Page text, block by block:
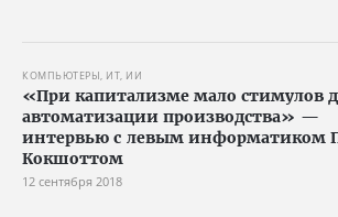
КОМПЬЮТЕРЫ, ИТ, ИИ
«При капитализме мало стимулов
автоматизации производства» —
интервью с левым информатиком
Кокшоттом
12 сентября 2018